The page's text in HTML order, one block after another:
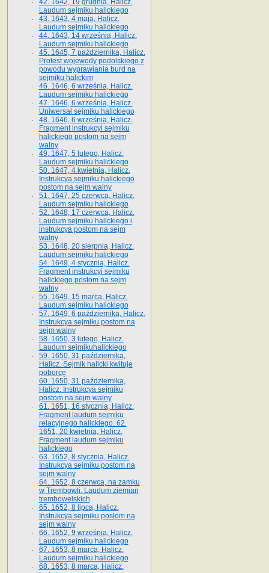
42. 1642, 19 grudnia, Halicz.
Laudum sejmiku halickiego
43. 1643, 4 maja, Halicz.
Laudum sejmiku halickiego
44. 1643, 14 września, Halicz.
Laudum sejmiku halickiego
45. 1645, 7 października, Halicz.
Protest wojewody podolskiego z
powodu wyprawiania burd na
sejmiku halickim
46. 1646, 6 września, Halicz.
Laudum sejmiku halickiego
47. 1646, 6 września, Halicz.
Uniwersał sejmiku halickiego
48. 1646, 6 września, Halicz.
Fragment instrukcyi sejmiku
halickiego postom na sejm
walny
49. 1647, 5 lutego, Halicz.
Laudum sejmiku halickiego
50. 1647, 4 kwietnia, Halicz.
Instrukcya sejmiku halickiego
postom na sejm walny
51. 1647, 25 czerwca, Halicz.
Laudum sejmiku halickiego
52. 1648, 17 czerwca, Halicz.
Laudum sejmiku halickiego i
instrukcya postom na sejm
walny
53. 1648, 20 sierpnia, Halicz.
Laudum sejmiku halickiego
54. 1649, 4 stycznia, Halicz.
Fragment instrukcyi sejmiku
halickiego postom na sejm
walny
55. 1649, 15 marca, Halicz.
Laudum sejmiku halickiego
57. 1649, 6 października, Halicz.
Instrukcya sejmiku postom na
sejm walny
58. 1650, 3 lutego, Halicz.
Laudum sejmikuhalickiego
59. 1650, 31 października,
Halicz. Sejmik halicki kwituje
poborcę
60. 1650, 31 października,
Halicz. Instrukcya sejmiku
postom na sejm walny
61. 1651, 16 stycznia, Halicz.
Fragment laudum sejmiku
relacyjnego halickiego. 62.
1651, 20 kwietnia, Halicz.
Fragment laudum sejmiku
halickiego
63. 1652, 8 stycznia, Halicz.
Instrukcya sejmiku postom na
sejm walny
64. 1652, 8 czerwca, na zamku
w Trembowli. Laudum ziemian
trembowelskich
65. 1652, 8 lipca, Halicz.
Instrukcya sejmiku posłom na
sejm walny
66. 1652, 9 września, Halicz.
Laudum sejmiku halickiego
67. 1653, 8 marca, Halicz.
Laudum sejmiku halickiego
68. 1653, 8 marca, Halicz.